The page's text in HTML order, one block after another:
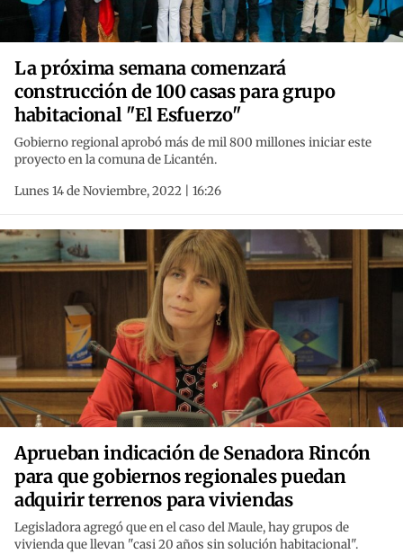
La próxima semana comenzará
construcción de 100 casas para grupo
habitacional "El Esfuerzo"
Gobierno regional aprobó más de mil 800 millones iniciar este
proyecto en la comuna de Licantén.
Lunes 14 de Noviembre, 2022 | 16:26
Aprueban indicación de Senadora Rincón
para que gobiernos regionales puedan
adquirir terrenos para viviendas
Legisladora agregó que en el caso del Maule, hay grupos de
vivienda que llevan "casi 20 años sin solución habitacional".